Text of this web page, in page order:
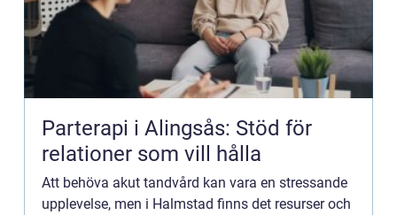
Parterapi i Alingsås: Stöd för
relationer som vill hålla
Att behöva akut tandvård kan vara en stressande
upplevelse, men i Halmstad finns det resurser och